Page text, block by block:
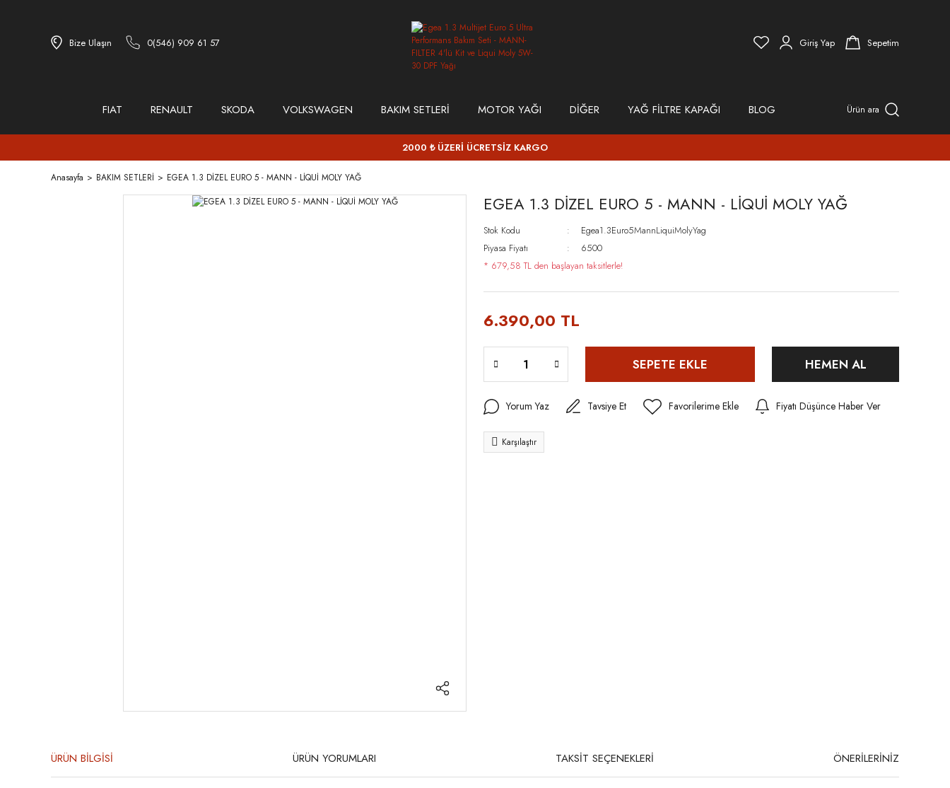
Bize Ulaşın 0(546) 909 61 57 Giriş Yap Sepetim
FIAT RENAULT SKODA VOLKSWAGEN BAKIM SETLERİ MOTOR YAĞI DİĞER YAĞ FİLTRE KAPAĞI BLOG Ürün ara
2000 ₺ ÜZERİ ÜCRETSİZ KARGO
Anasayfa BAKIM SETLERİ EGEA 1.3 DİZEL EURO 5 - MANN - LİQUİ MOLY YAĞ
EGEA 1.3 DİZEL EURO 5 - MANN - LİQUİ MOLY YAĞ
Stok Kodu
Egea1.3Euro5MannLiquiMolyYag
Piyasa Fiyatı
6500
* 679,58 TL den başlayan taksitlerle!
6.390,00 TL
SEPETE EKLE HEMEN AL
Yorum Yaz Tavsiye Et Fiyatı Düşünce Haber Ver
Karşılaştır
ÜRÜN BİLGİSİ ÜRÜN YORUMLARI TAKSİT SEÇENEKLERİ ÖNERİLERİNİZ